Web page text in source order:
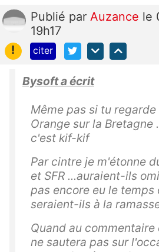
Publié par Auzance le
19h17
!
citer
Bysoft a écrit
Même pas si tu
Orange sur la Bretagne
c'est kif-kif
Par cintre je m'étonne
et SFR ...auraient-ils
pas encore eu le
seraient-ils à la
Quand au
ne sautera pas sur